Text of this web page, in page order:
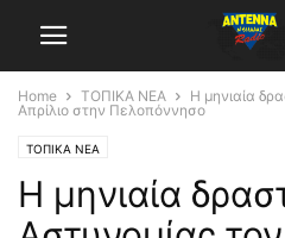
Home ΤΟΠΙΚΑ ΝΕΑ
Η μηνιαία
Απρίλιο στην Πελοπόννησο
ΤΟΠΙΚΑ ΝΕΑ
Η μηνιαία